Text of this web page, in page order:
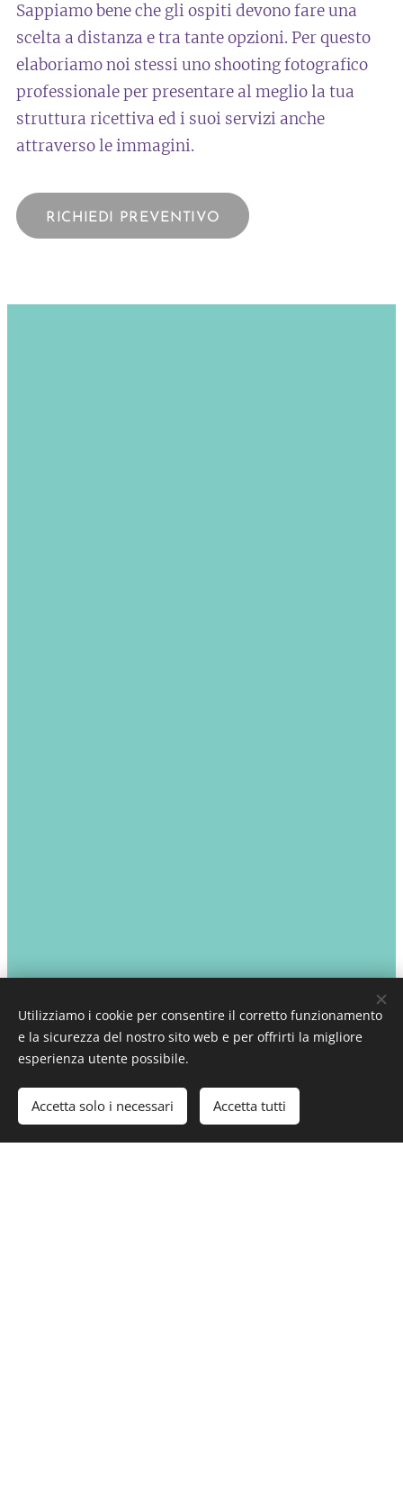
Sappiamo bene che gli ospiti devono fare una
scelta a distanza e tra tante opzioni. Per questo
elaboriamo noi stessi uno shooting fotografico
professionale per presentare al meglio la tua
struttura ricettiva ed i suoi servizi anche
attraverso le immagini.
RICHIEDI PREVENTIVO
Utilizziamo i cookie per consentire il corretto funzionamento
e la sicurezza del nostro sito web e per offrirti la migliore
esperienza utente possibile.
Accetta solo i necessari Accetta tutti